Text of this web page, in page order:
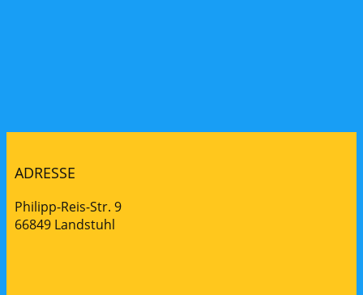
ADRESSE
Philipp-Reis-Str. 9
66849 Landstuhl